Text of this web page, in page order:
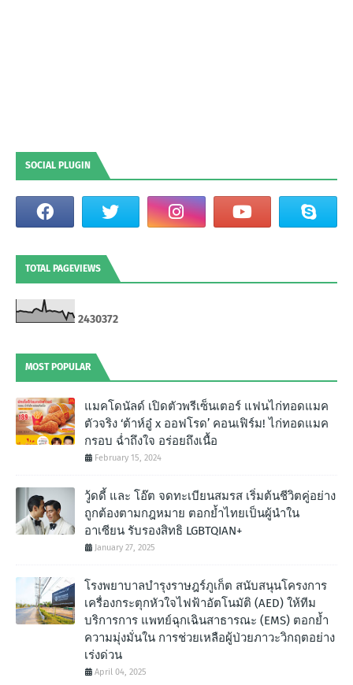
SOCIAL PLUGIN
TOTAL PAGEVIEWS
2430372
MOST POPULAR
แมคโดนัลด์ เปิดตัวพรีเซ็นเตอร์ แฟนไก่ทอดแมค
ตัวจริง ‘ต้าห์อู๋ x ออฟโรด’ คอนเฟิร์ม! ไก่ทอดแมค
กรอบ ฉํ่าถึงใจ อร่อยถึงเนื้อ
February 15, 2024
วู้ดดี้ และ โอ๊ต จดทะเบียนสมรส เริ่มต้นชีวิตคู่อย่าง
ถูกต้องตามกฎหมาย ตอกย้ำไทยเป็นผู้นำใน
อาเซียน รับรองสิทธิ LGBTQIAN+
January 27, 2025
โรงพยาบาลบำรุงราษฎร์ภูเก็ต สนับสนุนโครงการ
เครื่องกระตุกหัวใจไฟฟ้าอัตโนมัติ (AED) ให้ทีม
บริการการ แพทย์ฉุกเฉินสาธารณะ (EMS) ตอกย้ำ
ความมุ่งมั่นใน การช่วยเหลือผู้ป่วยภาวะวิกฤตอย่าง
เร่งด่วน
April 04, 2025